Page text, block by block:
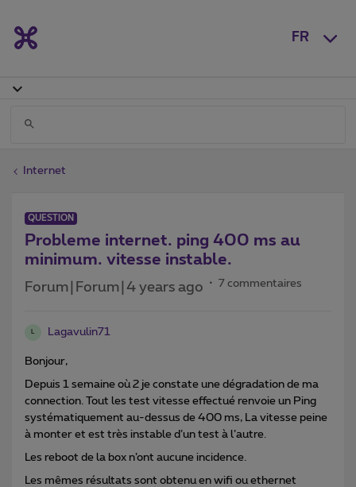
FR
Internet
QUESTION
Probleme internet. ping 400 ms au
minimum. vitesse instable.
Forum|Forum|4 years ago 7 commentaires
L Lagavulin71
Bonjour,
Depuis 1 semaine où 2 je constate une dégradation de ma
connection. Tout les test vitesse effectué renvoie un Ping
systématiquement au-dessus de 400 ms, La vitesse peine
à monter et est très instable d’un test à l’autre.
Les reboot de la box n’ont aucune incidence.
Les mêmes résultats sont obtenu en wifi ou ethernet